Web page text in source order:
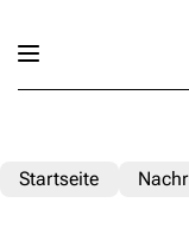
Startseite